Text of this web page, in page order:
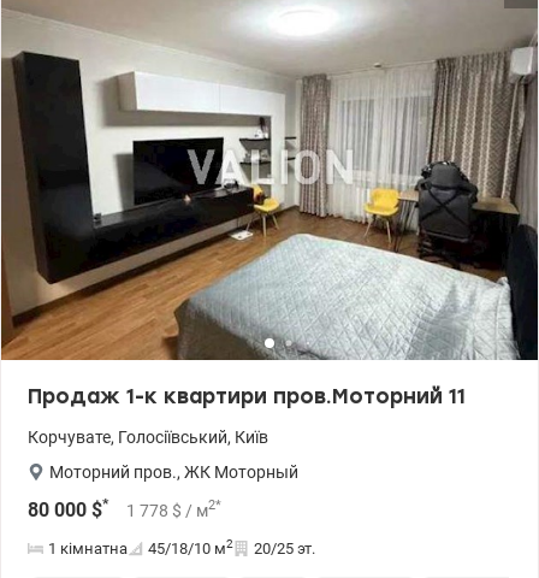
бойлер, плита. Великий коридор з шафою. Лічильники на все -
електроенергія, вода, тепло. 044 200 10 80 valion.ua/1148509
Продаж 1-к квартири пров.Моторний 11
Корчувате, Голосіївський, Київ
Моторний пров., ЖК Моторный
80 000 $* 1 778 $ / м2*
1 кімнатна 45/18/10 м2 20/25 эт.